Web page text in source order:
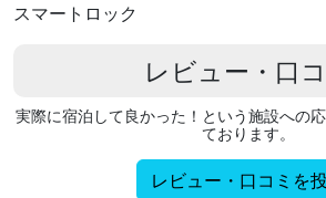
スマートロック
レビュー・口
実際に宿泊して良かった！という施設への
ております。
レビュー・口コミを